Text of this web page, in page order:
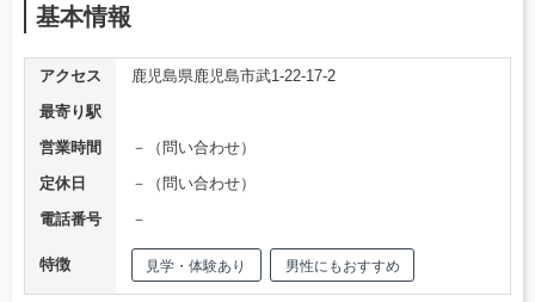
基本情報
アクセス
鹿児島県鹿児島市武1-22-17-2
最寄り駅
営業時間
－（問い合わせ）
定休日
－（問い合わせ）
電話番号
－
特徴 見学・体験あり 男性にもおすすめ